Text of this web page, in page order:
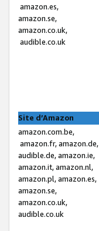
amazon.es,
amazon.se,
amazon.co.uk,
audible.co.uk
Site d’Amazon
amazon.com.be,
amazon.fr, amazon.de,
audible.de, amazon.ie,
amazon.it, amazon.nl,
amazon.pl, amazon.es,
amazon.se,
amazon.co.uk,
audible.co.uk